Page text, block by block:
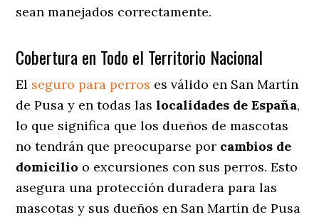
sean manejados correctamente.
Cobertura en Todo el Territorio Nacional
El seguro para perros es válido en San Martín
de Pusa y en todas laslocalidades de España,
lo que significa que los dueños de mascotas
no tendrán que preocuparse por cambios de
domicilio o excursiones con sus perros. Esto
asegura una protección duradera para las
mascotas y sus dueños en San Martín de Pusa